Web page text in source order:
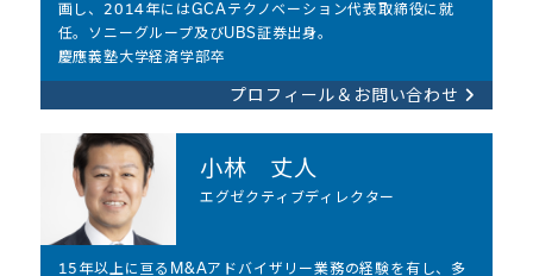
画し、2014年にはGCAテクノベーション代表取締役に就
任。ソニーグループ及びUBS証券出身。
慶應義塾大学経済学部卒
プロフィール＆お問い合わせ
小林 丈人
エグゼクティブディレクター
15年以上に亘るM&Aアドバイザリー業務の経験を有し、多